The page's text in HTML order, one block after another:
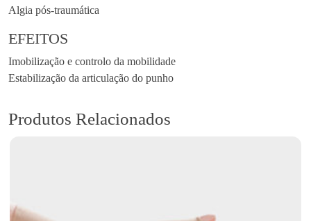
Algia pós-traumática
EFEITOS
Imobilização e controlo da mobilidade
Estabilização da articulação do punho
Produtos Relacionados